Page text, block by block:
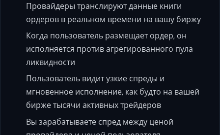
Провайдеры транслируют данные книги
ордеров в реальном времени на вашу биржу
Когда пользователь размещает ордер, он
исполняется против агрегированного пула
ликвидности
Пользователь видит узкие спреды и
мгновенное исполнение, как будто на вашей
бирже тысячи активных трейдеров
Вы зарабатываете спред между ценой